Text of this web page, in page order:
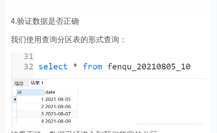
4.验证数据是否正确
我们使用查询分区表的形式查询：